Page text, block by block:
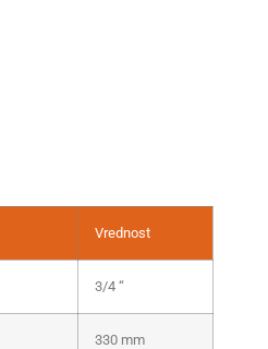
Vrednost
3/4 “
330 mm